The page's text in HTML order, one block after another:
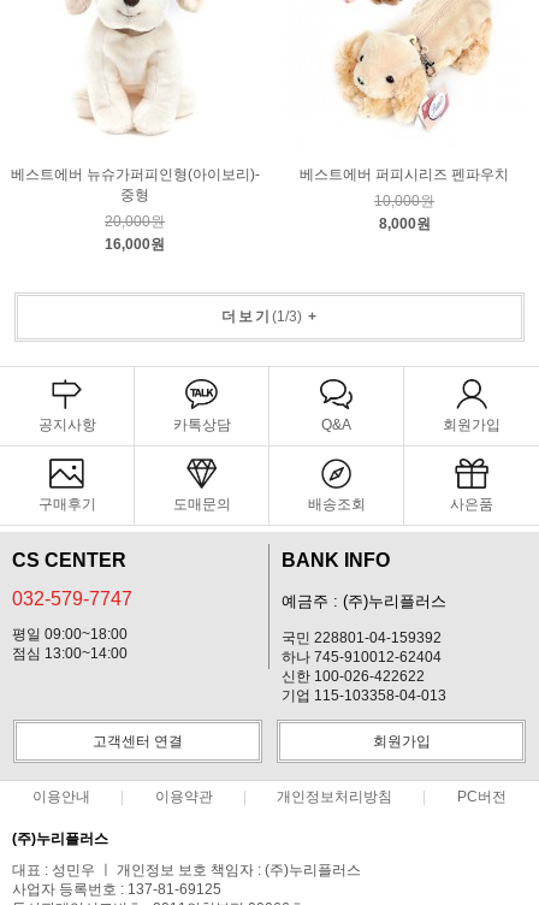
베스트에버 뉴슈가퍼피인형(아이보리)-
중형
20,000원
16,000원
베스트에버 퍼피시리즈 펜파우치
10,000원
8,000원
더보기 (1/3)+
공지사항 카톡상담 Q&A 회원가입
구매후기 도매문의 배송조회 사은품
CS CENTER
032-579-7747
평일 09:00~18:00
점심 13:00~14:00
BANK INFO
예금주 : (주)누리플러스
국민 228801-04-159392
하나 745-910012-62404
신한 100-026-422622
기업 115-103358-04-013
고객센터 연결 회원가입
이용안내 이용약관 개인정보처리방침 PC버전
(주)누리플러스
대표 : 성민우 ㅣ 개인정보 보호 책임자 : (주)누리플러스
사업자 등록번호 : 137-81-69125